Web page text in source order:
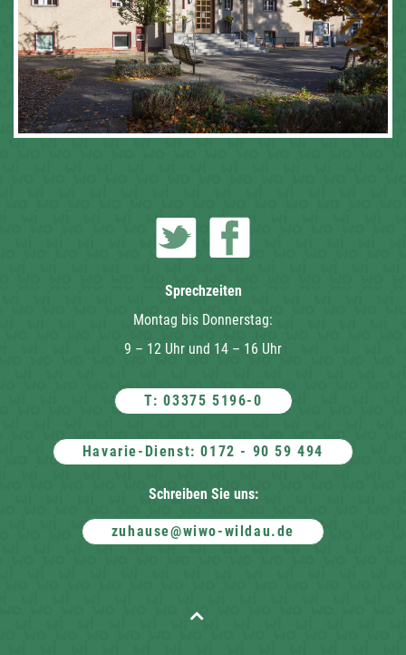
Sprechzeiten
Montag bis Donnerstag:
9 – 12 Uhr und 14 – 16 Uhr
T: 03375 5196-0
Havarie-Dienst: 0172 - 90 59 494
Schreiben Sie uns:
zuhause@wiwo-wildau.de